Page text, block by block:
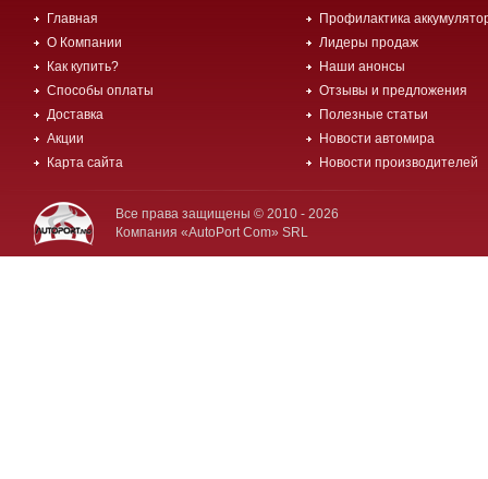
Главная
О Компании
Как купить?
Способы оплаты
Доставка
Акции
Карта сайта
Профилактика
Лидеры продаж
Наши анонсы
Отзывы и предложения
Полезные статьи
Новости автомира
Новости производителей
Все права защищены © 2010 - 2026
Компания «AutoPort Com» SRL